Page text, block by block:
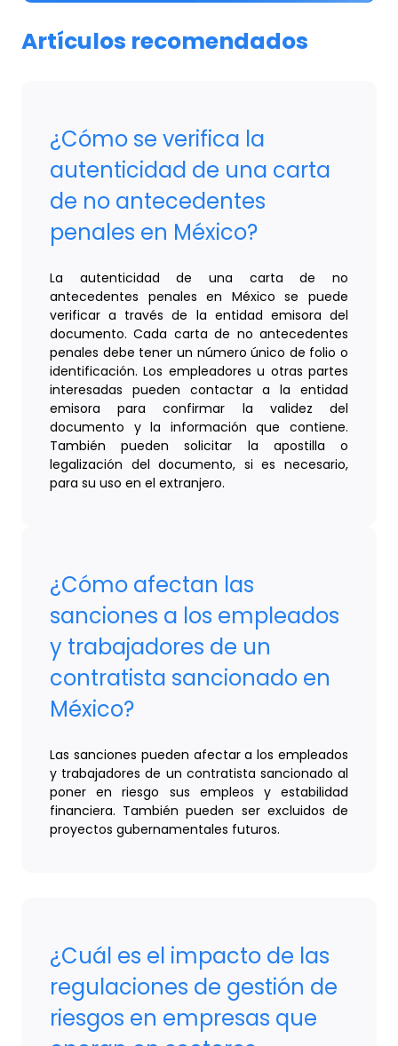
Artículos recomendados
¿Cómo se verifica la
autenticidad de una carta
de no antecedentes
penales en México?
La autenticidad de una carta de no
antecedentes penales en México se puede
verificar a través de la entidad emisora del
documento. Cada carta de no antecedentes
penales debe tener un número único de folio o
identificación. Los empleadores u otras partes
interesadas pueden contactar a la entidad
emisora para confirmar la validez del
documento y la información que contiene.
También pueden solicitar la apostilla o
legalización del documento, si es necesario,
para su uso en el extranjero.
¿Cómo afectan las
sanciones a los empleados
y trabajadores de un
contratista sancionado en
México?
Las sanciones pueden afectar a los empleados
y trabajadores de un contratista sancionado al
poner en riesgo sus empleos y estabilidad
financiera. También pueden ser excluidos de
proyectos gubernamentales futuros.
¿Cuál es el impacto de las
regulaciones de gestión de
riesgos en empresas que